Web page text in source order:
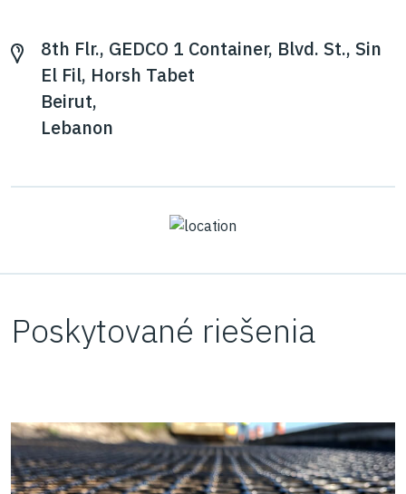
8th Flr., GEDCO 1 Container, Blvd. St., Sin
El Fil, Horsh Tabet
Beirut,
Lebanon
Poskytované riešenia